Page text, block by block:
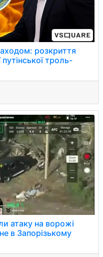
розкриття
троль-
атаку на ворожі
в Запорізькому